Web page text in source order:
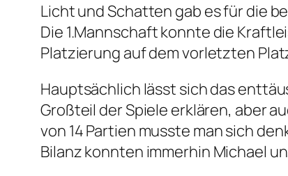
Licht und Schatten gab es für die
Die 1.Mannschaft konnte die
Platzierung auf dem vorletzten
Hauptsächlich lässt sich das
Großteil der Spiele erklären, aber
von 14 Partien musste man sich
Bilanz konnten immerhin Michael